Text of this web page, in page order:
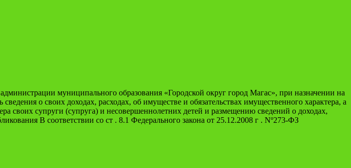
муниципального образования «Городской округ город Магас», при назначении на
о своих доходах, расходах, об имуществе и обязательствах имущественного характера, а
своих супруги (супруга) и несовершеннолетних детей и размещению сведений о доходах,
В соответствии со ст . 8.1 Федерального закона от 25.12.2008 г . Nº273-ФЗ